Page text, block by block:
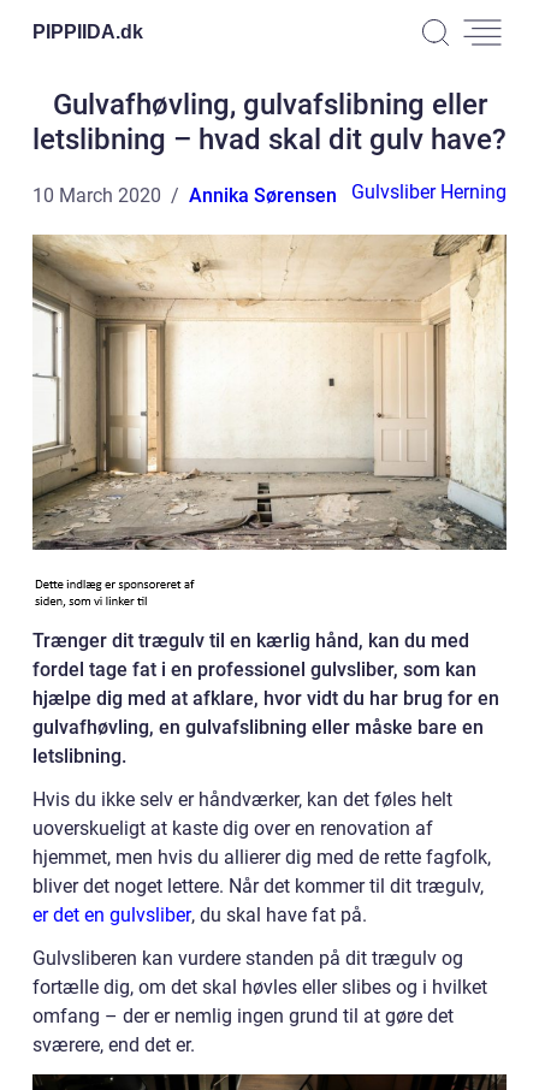
PIPPIIDA.dk
Gulvafhøvling, gulvafslibning eller
letslibning – hvad skal dit gulv have?
10 March 2020 Annika Sørensen Gulvsliber Herning
Trænger dit trægulv til en kærlig hånd, kan du med
fordel tage fat i en professionel gulvsliber, som kan
hjælpe dig med at afklare, hvor vidt du har brug for en
gulvafhøvling, en gulvafslibning eller måske bare en
letslibning.
Hvis du ikke selv er håndværker, kan det føles helt
uoverskueligt at kaste dig over en renovation af
hjemmet, men hvis du allierer dig med de rette fagfolk,
bliver det noget lettere. Når det kommer til dit trægulv,
er det en gulvsliber, du skal have fat på.
Gulvsliberen kan vurdere standen på dit trægulv og
fortælle dig, om det skal høvles eller slibes og i hvilket
omfang – der er nemlig ingen grund til at gøre det
sværere, end det er.